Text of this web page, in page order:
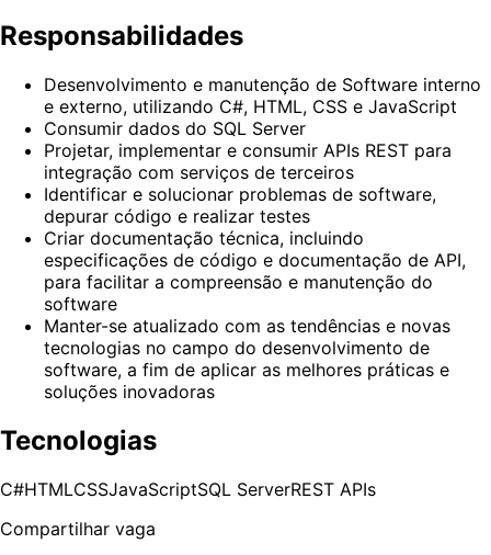
Responsabilidades
Desenvolvimento e manutenção de Software interno
e externo, utilizando C#, HTML, CSS e JavaScript
Consumir dados do SQL Server
Projetar, implementar e consumir APIs REST para
integração com serviços de terceiros
Identificar e solucionar problemas de software,
depurar código e realizar testes
Criar documentação técnica, incluindo
especificações de código e documentação de API,
para facilitar a compreensão e manutenção do
software
Manter-se atualizado com as tendências e novas
tecnologias no campo do desenvolvimento de
software, a fim de aplicar as melhores práticas e
soluções inovadoras
Tecnologias
C#HTMLCSSJavaScriptSQL ServerREST APIs
Compartilhar vaga